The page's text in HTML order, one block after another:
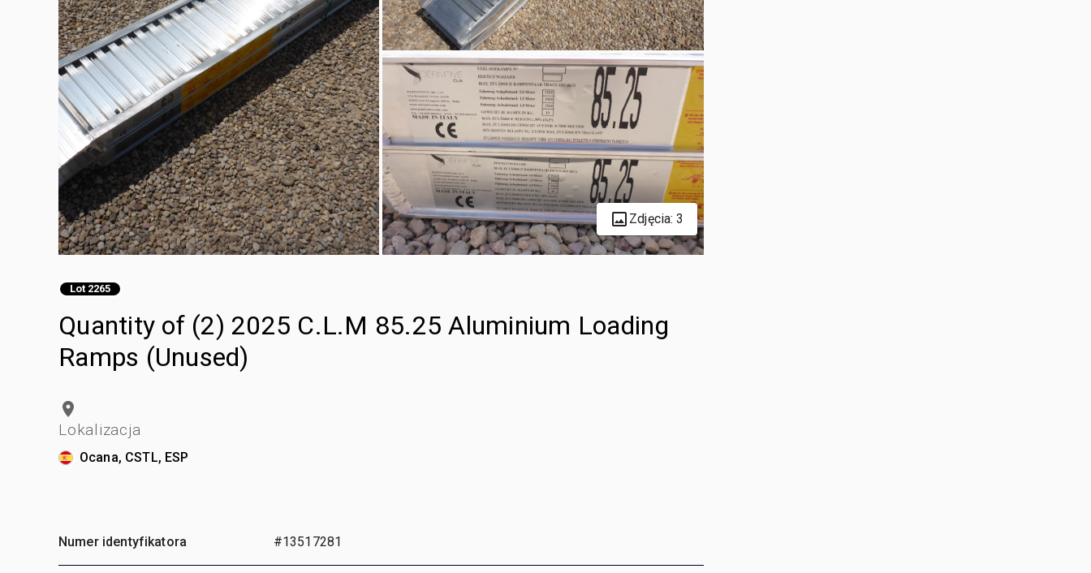
Zdjęcia: 3
Lot 2265
Quantity of (2) 2025 C.L.M 85.25 Aluminium Loading
Ramps (Unused)
Lokalizacja
Ocana, CSTL, ESP
Numer identyfikatora #13517281